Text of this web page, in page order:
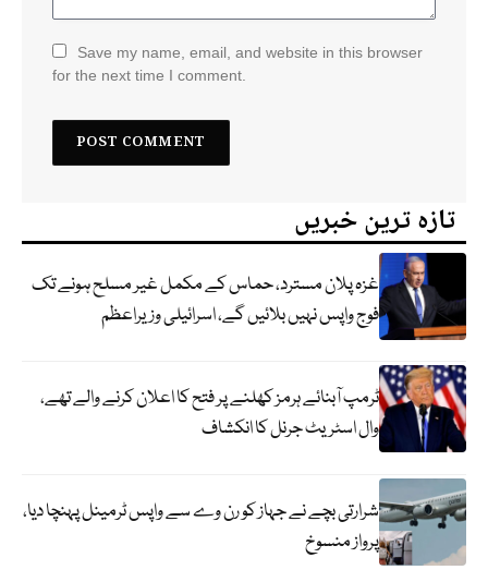
Save my name, email, and website in this browser
for the next time I comment.
تازہ ترین خبریں
غزہ پلان مسترد، حماس کے مکمل غیر مسلح ہونے تک
فوج واپس نہیں بلائیں گے، اسرائیلی وزیراعظم
ٹرمپ آبنائے ہرمز کھلنے پر فتح کا اعلان کرنے والے تھے،
وال اسٹریٹ جرنل کا انکشاف
شرارتی بچے نے جہاز کو رن وے سے واپس ٹرمینل پہنچا دیا،
پرواز منسوخ